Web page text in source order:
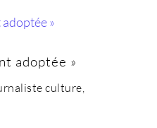
adoptée »
culture,